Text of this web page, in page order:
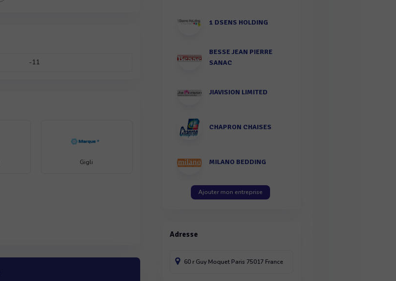
-11
Gigli
1 DSENS HOLDING
BESSE JEAN PIERRE
SANAC
JIAVISION LIMITED
CHAPRON CHAISES
MILANO BEDDING
Ajouter mon entreprise
Adresse
60 r Guy Moquet Paris 75017 France